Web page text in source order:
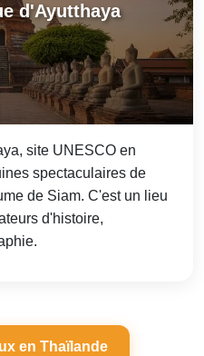
d'Ayutthaya
site UNESCO en
spectaculaires de
de Siam. C'est un lieu
d'histoire,
en Thaïlande